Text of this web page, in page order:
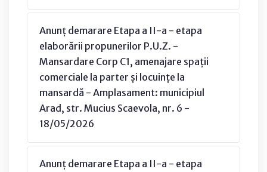
Anunț demarare Etapa a II-a - etapa
elaborării propunerilor P.U.Z. -
Mansardare Corp C1, amenajare spații
comerciale la parter și locuințe la
mansardă - Amplasament: municipiul
Arad, str. Mucius Scaevola, nr. 6 -
18/05/2026
Anunț demarare Etapa a II-a - etapa